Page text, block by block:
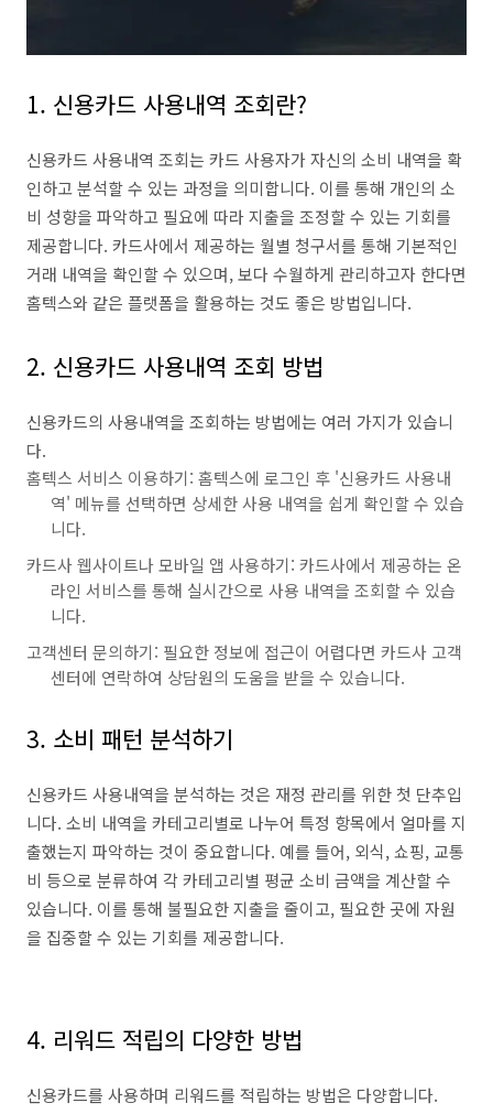
1. 신용카드 사용내역 조회란?
신용카드 사용내역 조회는 카드 사용자가 자신의 소비 내역을 확
인하고 분석할 수 있는 과정을 의미합니다. 이를 통해 개인의 소
비 성향을 파악하고 필요에 따라 지출을 조정할 수 있는 기회를
제공합니다. 카드사에서 제공하는 월별 청구서를 통해 기본적인
거래 내역을 확인할 수 있으며, 보다 수월하게 관리하고자 한다면
홈텍스와 같은 플랫폼을 활용하는 것도 좋은 방법입니다.
2. 신용카드 사용내역 조회 방법
신용카드의 사용내역을 조회하는 방법에는 여러 가지가 있습니
다.
홈텍스 서비스 이용하기: 홈텍스에 로그인 후 '신용카드 사용내
역' 메뉴를 선택하면 상세한 사용 내역을 쉽게 확인할 수 있습
니다.
카드사 웹사이트나 모바일 앱 사용하기: 카드사에서 제공하는 온
라인 서비스를 통해 실시간으로 사용 내역을 조회할 수 있습
니다.
고객센터 문의하기: 필요한 정보에 접근이 어렵다면 카드사 고객
센터에 연락하여 상담원의 도움을 받을 수 있습니다.
3. 소비 패턴 분석하기
신용카드 사용내역을 분석하는 것은 재정 관리를 위한 첫 단추입
니다. 소비 내역을 카테고리별로 나누어 특정 항목에서 얼마를 지
출했는지 파악하는 것이 중요합니다. 예를 들어, 외식, 쇼핑, 교통
비 등으로 분류하여 각 카테고리별 평균 소비 금액을 계산할 수
있습니다. 이를 통해 불필요한 지출을 줄이고, 필요한 곳에 자원
을 집중할 수 있는 기회를 제공합니다.
4. 리워드 적립의 다양한 방법
신용카드를 사용하며 리워드를 적립하는 방법은 다양합니다.